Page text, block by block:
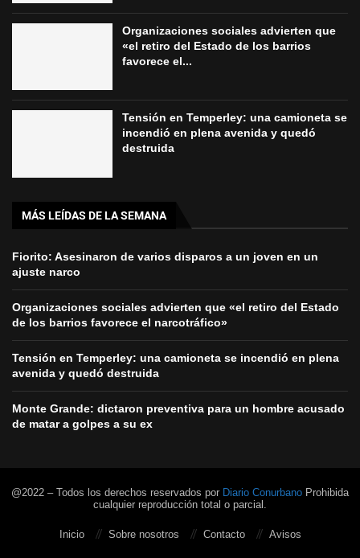
Organizaciones sociales advierten que
«el retiro del Estado de los barrios
favorece el...
Tensión en Temperley: una camioneta se
incendió en plena avenida y quedó
destruida
MÁS LEÍDAS DE LA SEMANA
Fiorito: Asesinaron de varios disparos a un joven en un
ajuste narco
Organizaciones sociales advierten que «el retiro del Estado
de los barrios favorece el narcotráfico»
Tensión en Temperley: una camioneta se incendió en plena
avenida y quedó destruida
Monte Grande: dictaron preventiva para un hombre acusado
de matar a golpes a su ex
@2022 – Todos los derechos reservados por Diario Conurbano Prohibida
cualquier reproducción total o parcial.
Inicio Sobre nosotros Contacto Avisos